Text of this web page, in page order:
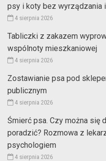
psy i koty bez wyrządzania
4 sierpnia 2026
Tabliczki z zakazem
wspólnoty mieszkaniowej
4 sierpnia 2026
Zostawianie psa pod
publicznym
4 sierpnia 2026
Śmierć psa. Czy można się
poradzić? Rozmowa z
psychologiem
4 sierpnia 2026